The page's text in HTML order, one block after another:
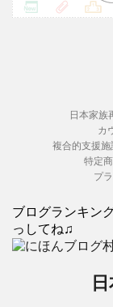
日本家族
カ
複合的支援施
特定
プ
ブログランキン
っしてね♫